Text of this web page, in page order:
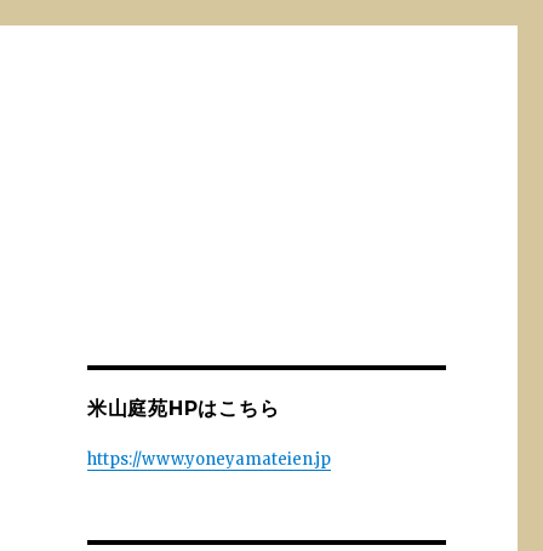
米山庭苑HPはこちら
https://www.yoneyamateien.jp